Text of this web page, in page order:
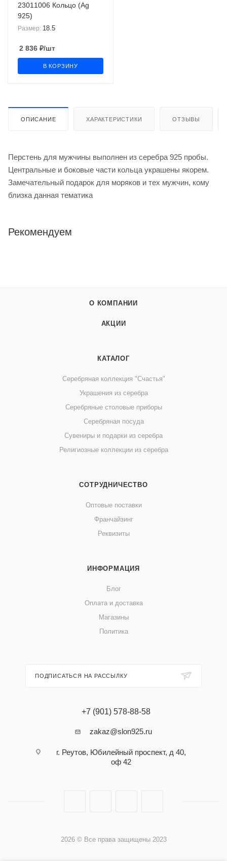
23011006 Кольцо (Ag
925)
Размер: 18.5
2 836 ₽/шт
В КОРЗИНУ
ОПИСАНИЕ ХАРАКТЕРИСТИКИ ОТЗЫВЫ
Перстень для мужчины выполнен из серебра 925 пробы.
Центральные и боковые части кольца украшены якорем.
Замечательный подарок для моряков и тех мужчин, кому
близка данная тематика
Рекомендуем
О КОМПАНИИ
АКЦИИ
КАТАЛОГ
Серебряная коллекция "Счастья"
Украшения из серебра
Серебряные столовые приборы
Серебряная посуда
Сувениры и подарки из серебра
Религиозные коллекции из серебра
СОТРУДНИЧЕСТВО
Оптовые поставки
Франчайзинг
Реквизиты
ИНФОРМАЦИЯ
Блог
Оплата и доставка
Магазины
Политика
ПОДПИСАТЬСЯ НА РАССЫЛКУ
+7 (901) 578-88-58
zakaz@slon925.ru
г. Реутов, Юбилейный проспект, д 40,
оф 42
2026 © Все права защищены 2023